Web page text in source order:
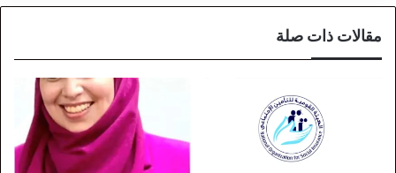
مقالات ذات صلة